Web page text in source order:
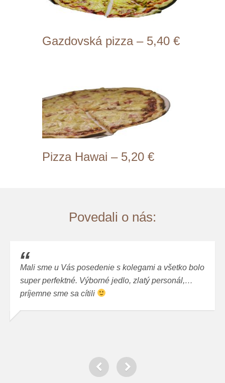
Gazdovská pizza – 5,40 €
feferónky, syr, vajíčko (1,3,7)
Pizza Hawai – 5,20 €
Povedali o nás:
Mali sme u Vás posedenie s kolegami a všetko bolo
super perfektné. Výborné jedlo, zlatý personál,…
príjemne sme sa cítili